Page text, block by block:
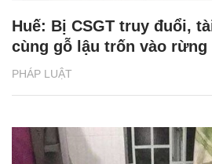
PHÁP LUẬT
Huế: Bị CSGT truy đuổi,
cùng gỗ lậu trốn vào rừng